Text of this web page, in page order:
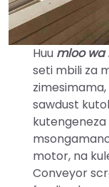
Huu mloo wa
seti mbili za
sawdust
motor, na
Conveyor